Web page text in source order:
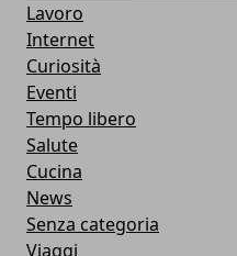
Lavoro
Internet
Curiosità
Eventi
Tempo libero
Salute
Cucina
News
Senza categoria
Viaggi